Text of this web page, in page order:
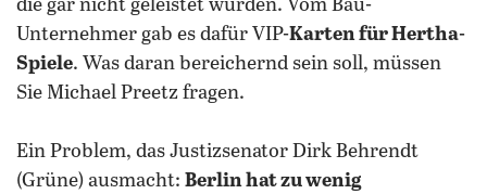
die gar nicht geleistet wurden. Vom Bau-
Unternehmer gab es dafür VIP-Karten für Hertha-
Spiele. Was daran bereichernd sein soll, müssen
Sie Michael Preetz fragen.
Ein Problem, das Justizsenator Dirk Behrendt
(Grüne) ausmacht: Berlin hat zu wenig